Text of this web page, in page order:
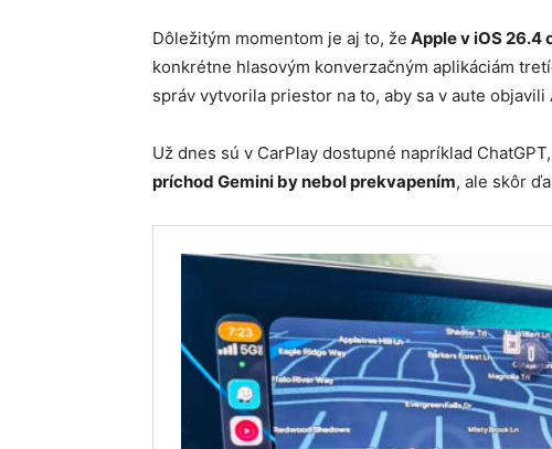
Dôležitým momentom je aj to, že Apple v iOS
konkrétne hlasovým konverzačným aplikáciám
správ vytvorila priestor na to, aby sa v aute objavili
Už dnes sú v CarPlay dostupné napríklad
príchod Gemini by nebol prekvapením, ale skôr